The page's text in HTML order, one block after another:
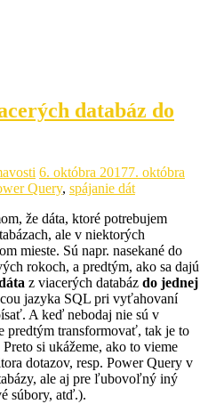
databáz do
6. októbra 20177. októbra
Query, spájanie dát
že dáta, ktoré potrebujem
ale v niektorých
mieste. Sú napr. nasekané do
rokoch, a predtým, ako sa dajú
z viacerých databáz do jednej
jazyka SQL pri vyťahovaní
A keď nebodaj nie sú v
predtým transformovať, tak je to
si ukážeme, ako to vieme
dotazov, resp. Power Query v
ale aj pre ľubovoľný iný
súbory, atď.).